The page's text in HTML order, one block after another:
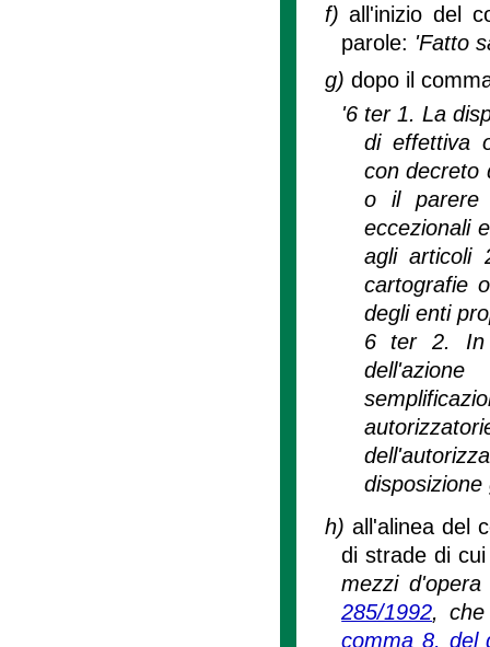
f)all'inizio del
parole: 'Fatto
g) dopo il
'6 ter 1. La
di effettiva
con decreto
o il parere
eccezionali
agli
cartografie
degli enti
6 ter 2. In
h) all'alinea del
di strade di
mezzi
285/1992,
comma 8, del